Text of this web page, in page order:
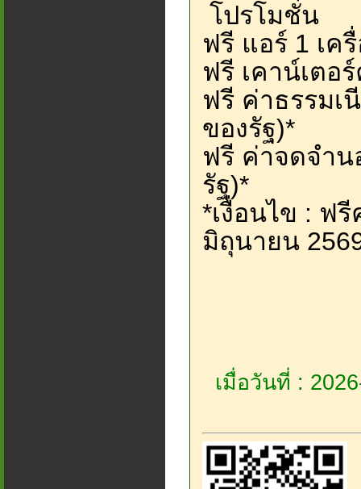
โปรโมชั่น
ฟรี แอร์ 1 เค
ฟรี เคาน์เตอ
ฟรี ค่าธรรมเ
ของรัฐ)*
ฟรี ค่าจดจำน
รัฐ)*
*เงื่อนไข : ฟ
มิถุนายน
เมื่อวันที่ :